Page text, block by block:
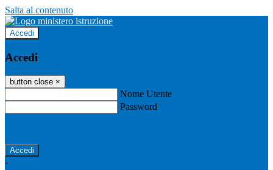
Salta al contenuto
Accedi
Accedi
button close ×
Nome Utente
Password
-